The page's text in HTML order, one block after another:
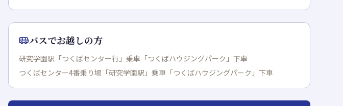
バスでお越しの方
研究学園駅「つくばセンター行」乗車「つくばハウジングパーク」下車
つくばセンター4番乗り場「研究学園駅」乗車「つくばハウジングパーク」下車